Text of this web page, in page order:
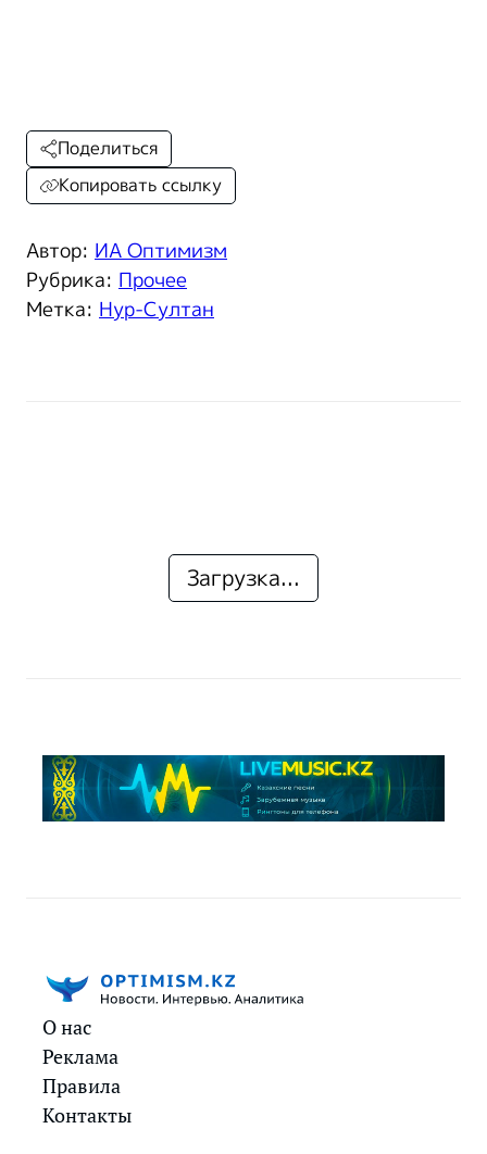
Автор: ИА Оптимизм
Рубрика: Прочее
Метка: Нур-Султан
Поделиться
Копировать ссылку
Загрузка...
О нас
Реклама
Правила
Контакты